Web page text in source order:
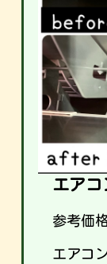
エアコ
参考価
エアコ